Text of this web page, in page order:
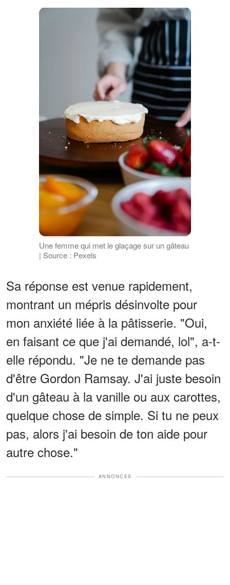
Une femme qui met le glaçage sur un gâteau
| Source : Pexels
Sa réponse est venue rapidement,
montrant un mépris désinvolte pour
mon anxiété liée à la pâtisserie. "Oui,
en faisant ce que j'ai demandé, lol", a-t-
elle répondu. "Je ne te demande pas
d'être Gordon Ramsay. J'ai juste besoin
d'un gâteau à la vanille ou aux carottes,
quelque chose de simple. Si tu ne peux
pas, alors j'ai besoin de ton aide pour
autre chose."
ANNONCES